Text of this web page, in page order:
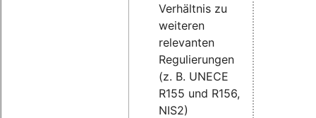
Verhältnis zu
weiteren
relevanten
Regulierungen
(z. B. UNECE
R155 und R156,
NIS2)